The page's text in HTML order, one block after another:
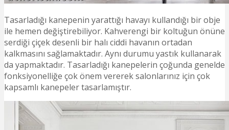
Tasarladığı kanepenin yarattığı havayı kullandığı bir obje
ile hemen değiştirebiliyor. Kahverengi bir koltuğun önüne
serdiği çiçek desenli bir halı ciddi havanın ortadan
kalkmasını sağlamaktadır. Aynı durumu yastık kullanarak
da yapmaktadır. Tasarladığı kanepelerin çoğunda genelde
fonksiyonelliğe çok önem vererek salonlarınız için çok
kapsamlı kanepeler tasarlamıştır.